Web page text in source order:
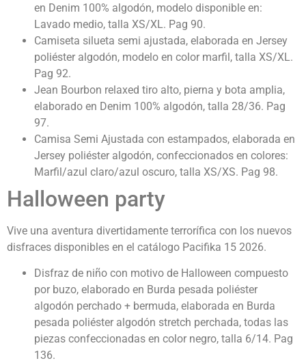
en Denim 100% algodón, modelo disponible en:
Lavado medio, talla XS/XL. Pag 90.
Camiseta silueta semi ajustada, elaborada en Jersey
poliéster algodón, modelo en color marfil, talla XS/XL.
Pag 92.
Jean Bourbon relaxed tiro alto, pierna y bota amplia,
elaborado en Denim 100% algodón, talla 28/36. Pag
97.
Camisa Semi Ajustada con estampados, elaborada en
Jersey poliéster algodón, confeccionados en colores:
Marfil/azul claro/azul oscuro, talla XS/XS. Pag 98.
Halloween party
Vive una aventura divertidamente terrorífica con los nuevos
disfraces disponibles en el catálogo Pacifika 15 2026.
Disfraz de niño con motivo de Halloween compuesto
por buzo, elaborado en Burda pesada poliéster
algodón perchado + bermuda, elaborada en Burda
pesada poliéster algodón stretch perchada, todas las
piezas confeccionadas en color negro, talla 6/14. Pag
136.